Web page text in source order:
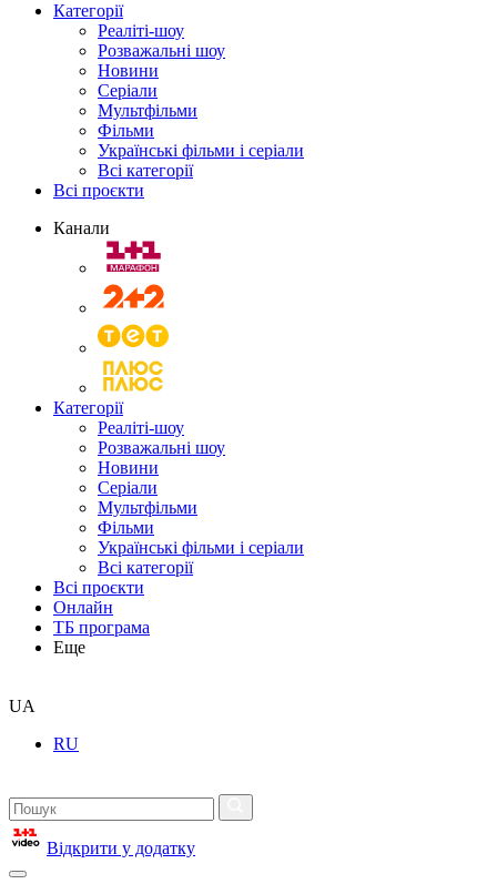
Категорії
Реаліті-шоу
Розважальні шоу
Новини
Серіали
Мультфільми
Фільми
Українські фільми і серіали
Всі категорії
Всі проєкти
Канали
Категорії
Реаліті-шоу
Розважальні шоу
Новини
Серіали
Мультфільми
Фільми
Українські фільми і серіали
Всі категорії
Всі проєкти
Онлайн
ТБ програма
Еще
UA
RU
Відкрити у додатку